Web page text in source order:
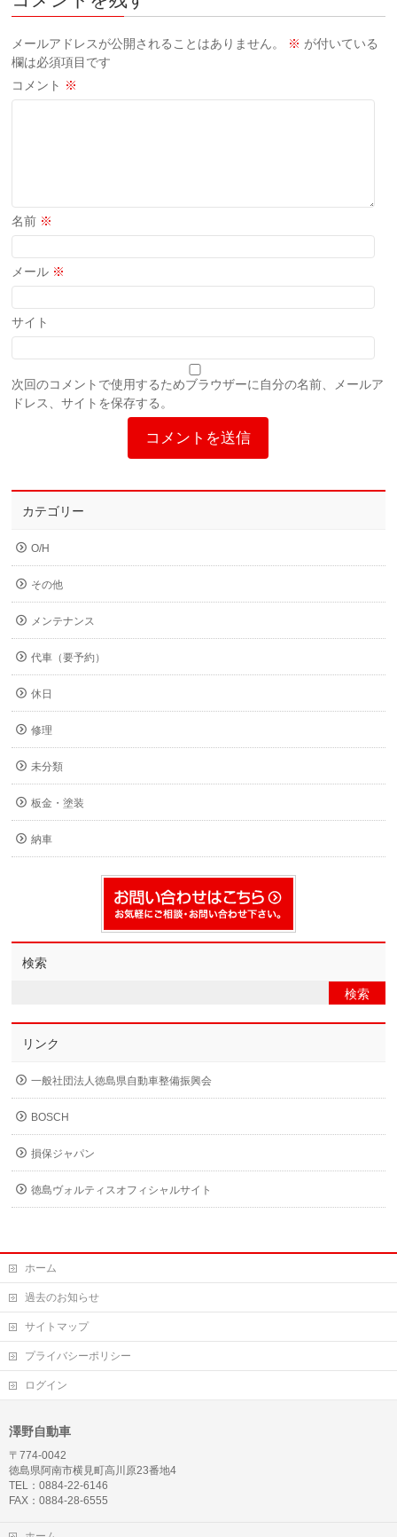
メールアドレスが公開されることはありません。 ※ が付いている
欄は必須項目です
コメント ※
名前 ※
メール ※
サイト
次回のコメントで使用するためブラウザーに自分の名前、メールア
ドレス、サイトを保存する。
カテゴリー
O/H
その他
メンテナンス
代車（要予約）
休日
修理
未分類
板金・塗装
納車
検索
リンク
一般社団法人徳島県自動車整備振興会
BOSCH
損保ジャパン
徳島ヴォルティスオフィシャルサイト
ホーム
過去のお知らせ
サイトマップ
プライバシーポリシー
ログイン
澤野自動車
〒774-0042
徳島県阿南市横見町高川原23番地4
TEL：0884-22-6146
FAX：0884-28-6555